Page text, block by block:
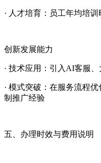
· 人才培育：员工年均培
创新发展能力
· 技术应用：引入AI客服
· 模式突破：在服务流程
制推广经验
五、办理时效与费用说明